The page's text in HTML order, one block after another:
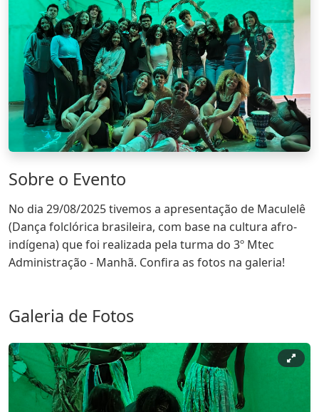
Sobre o Evento
No dia 29/08/2025 tivemos a apresentação de Maculelê
(Dança folclórica brasileira, com base na cultura afro-
indígena) que foi realizada pela turma do 3º Mtec
Administração - Manhã. Confira as fotos na galeria!
Galeria de Fotos